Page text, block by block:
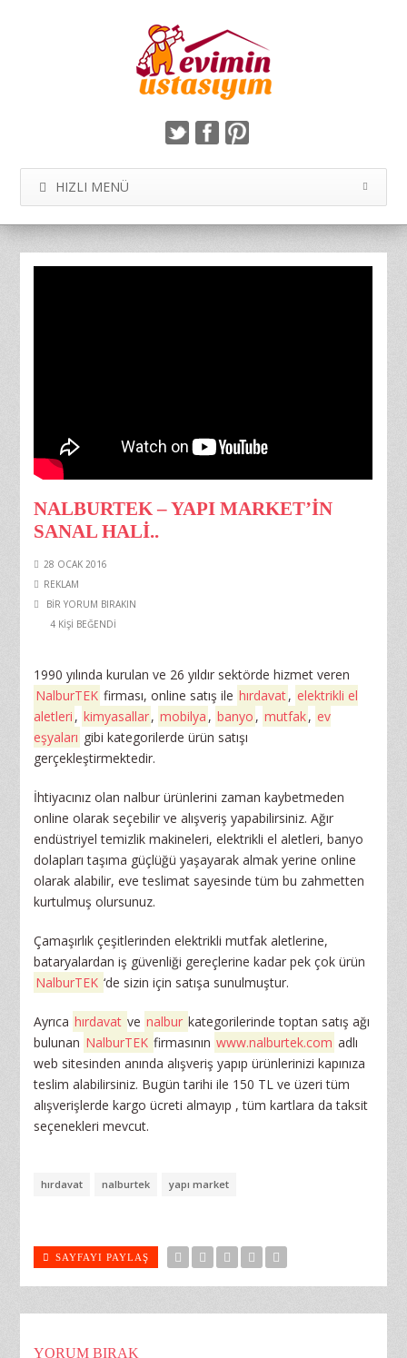
HIZLI MENÜ
NALBURTEK – YAPI MARKET’IN
SANAL HALI..
28 OCAK 2016
REKLAM
BIR YORUM BIRAKIN
4 KİŞİ BEĞENDİ
1990 yılında kurulan ve 26 yıldır sektörde hizmet veren
NalburTEK firması, online satış ile hırdavat, elektrikli el
aletleri , kimyasallar, mobilya , banyo , mutfak, ev
eşyaları gibi kategorilerde ürün satışı
gerçekleştirmektedir.
İhtiyacınız olan nalbur ürünlerini zaman kaybetmeden
online olarak seçebilir ve alışveriş yapabilirsiniz. Ağır
endüstriyel temizlik makineleri, elektrikli el aletleri, banyo
dolapları taşıma güçlüğü yaşayarak almak yerine online
olarak alabilir, eve teslimat sayesinde tüm bu zahmetten
kurtulmuş olursunuz.
Çamaşırlık çeşitlerinden elektrikli mutfak aletlerine,
bataryalardan iş güvenliği gereçlerine kadar pek çok ürün
NalburTEK ‘de sizin için satışa sunulmuştur.
Ayrıca hırdavat ve nalbur kategorilerinde toptan satış ağı
bulunan NalburTEK firmasının www.nalburtek.com adlı
web sitesinden anında alışveriş yapıp ürünlerinizi kapınıza
teslim alabilirsiniz. Bugün tarihi ile 150 TL ve üzeri tüm
alışverişlerde kargo ücreti almayıp , tüm kartlara da taksit
seçenekleri mevcut.
hırdavat nalburtek yapı market
SAYFAYI PAYLAŞ
YORUM BIRAK